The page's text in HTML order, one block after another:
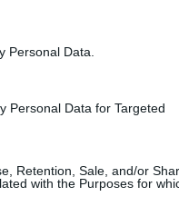
Personal Data.
Personal Data for Targeted
Retention, Sale, and/or
with the Purposes for
του
γνώσεις, αλλά και
τρόπο που
διαχειρίζεσαι τον